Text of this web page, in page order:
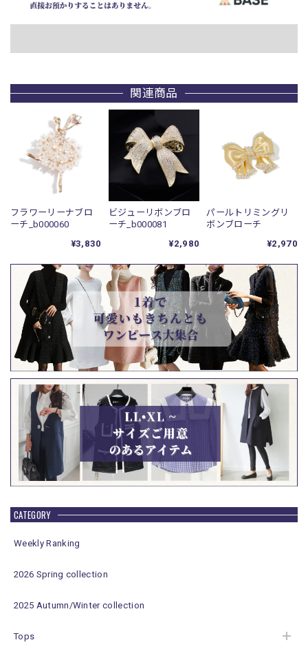
CATEGORY
Weekly Ranking
2026 Spring collection
2025 Autumn/Winter collection
Tops
関連商品
フラワーリーナブロ
ーチ_b000060
¥3,830
ビジューリボンブロ
ーチ_b000081
¥2,980
パールトリミングリ
ボンブローチ
¥2,970